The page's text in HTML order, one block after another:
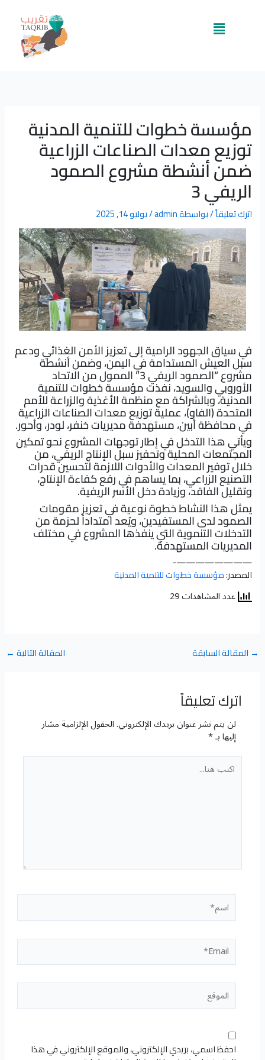
القائمة
مؤسسة خطوات للتنمية المدنية
توزيع معدات الصناعات الزراعية
ضمن أنشطة مشروع الصمود
الريفي 3
اترك تعليقاً/ بواسطةadmin
/يوليو 14, 2025
في سياق الجهود الرامية إلى تعزيز الأمن الغذائي ودعم
سبل العيش المستدامة في اليمن، وضمن أنشطة
مشروع “الصمود الريفي 3” الممول من الاتحاد
الأوروبي والسويد، نفذت مؤسسة خطوات للتنمية
المدنية، وبالشراكة مع منظمة الأغذية والزراعة للأمم
المتحدة (الفاو)، عملية توزيع معدات الصناعات الزراعية
في محافظة أبين، مستهدفة مديريات خنفر، لودر، وأحور.
ويأتي هذا التدخل في إطار توجهات المشروع نحو تمكين
المجتمعات المحلية وتحفيز سبل الإنتاج الريفي، من
خلال توفير المعدات والأدوات اللازمة لتحسين قدرات
التصنيع الزراعي، بما يساهم في رفع كفاءة الإنتاج،
وتقليل الفاقد، وزيادة دخل الأسر الريفية.
يمثل هذا النشاط خطوة نوعية في تعزيز مقومات
الصمود لدى المستفيدين، ويُعد امتداداً لحزمة من
التدخلات التنموية التي ينفذها المشروع في مختلف
المديريات المستهدفة.
————————-
المصدر:مؤسسة خطوات للتنمية المدنية
عدد المشاهدات 29
→ المقالة السابقة المقالة التالية ←
اترك تعليقاً
لن يتم نشر عنوان بريدك الإلكتروني.الحقول الإلزامية مشار
إليها بـ*
اكتب
هنا...
اسم*
Email*
الموقع
احفظ اسمي، بريدي الإلكتروني، والموقع الإلكتروني في هذا